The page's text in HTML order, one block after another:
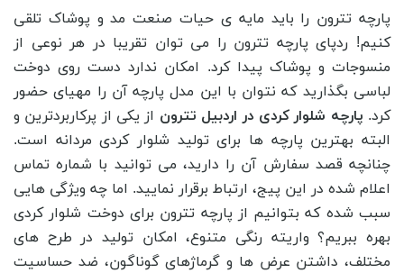
پارچه تترون را باید مایه ی حیات صنعت مد و پوشاک تلقی
کنیم! ردپای پارچه تترون را می ‌توان تقریبا در هر نوعی از
منسوجات و پوشاک پیدا کرد. امکان ندارد دست روی دوخت
لباسی بگذارید که نتوان با این مدل پارچه آن را مهیای حضور
کرد. پارچه شلوار کردی در اردبیل تترون از یکی از پرکاربردترین و
البته بهترین پارچه ‌ها برای تولید شلوار کردی مردانه است.
چنانچه قصد سفارش آن را دارید، می توانید با شماره تماس
اعلام شده در این پیج، ارتباط برقرار نمایید. اما چه ویژگی هایی
سبب شده که بتوانیم از پارچه تترون برای دوخت شلوار کردی
بهره ببریم؟ واریته رنگی متنوع، امکان تولید در طرح های
مختلف، داشتن عرض ها و گرماژهای گوناگون، ضد حساسیت